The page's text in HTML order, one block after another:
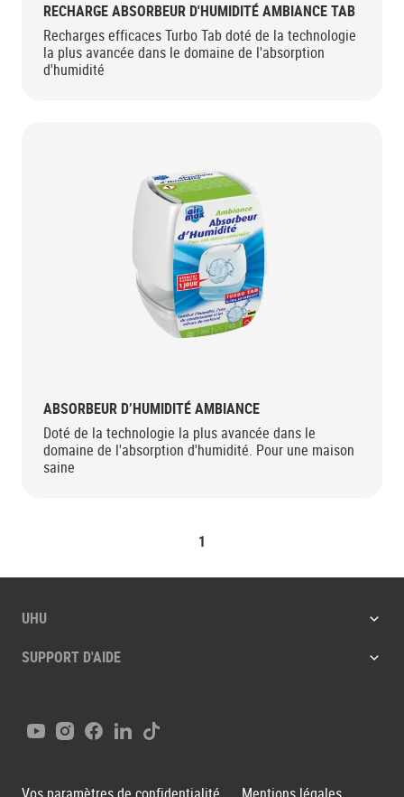
RECHARGE ABSORBEUR D'HUMIDITÉ AMBIANCE TAB
Recharges efficaces Turbo Tab doté de la technologie
la plus avancée dans le domaine de l'absorption
d'humidité
ABSORBEUR D’HUMIDITÉ AMBIANCE
Doté de la technologie la plus avancée dans le
domaine de l'absorption d'humidité. Pour une maison
saine
1
UHU
SUPPORT D'AIDE
YoutubeInstagram
Facebook
LinkedIn
Tiktok